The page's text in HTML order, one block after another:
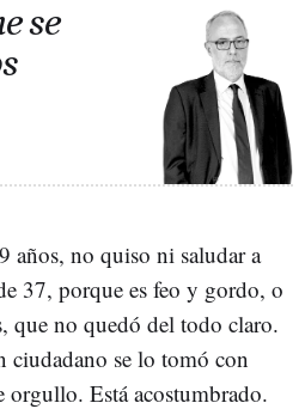
se
años, no quiso ni saludar a
37, porque es feo y gordo, o
que no quedó del todo claro.
ciudadano se lo tomó con
orgullo. Está acostumbrado.